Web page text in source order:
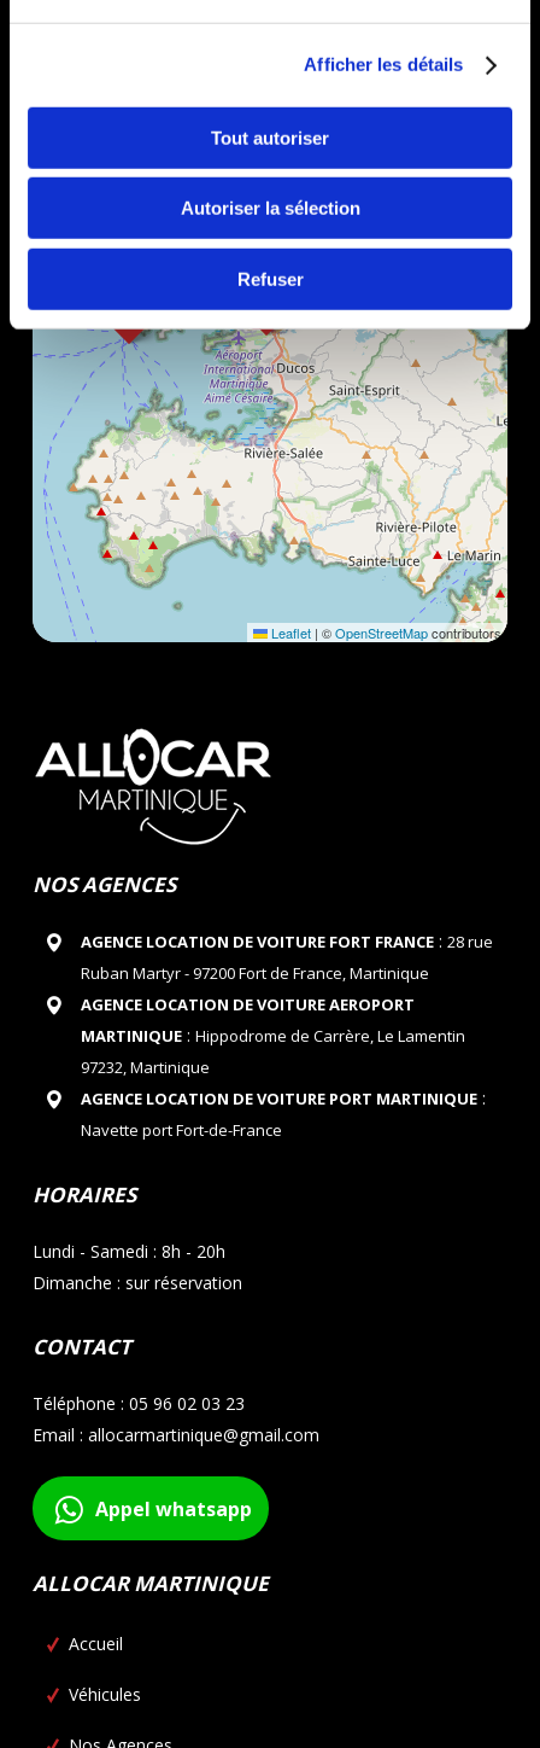
Afficher les détails
Tout autoriser
Autoriser la sélection
Refuser
Leaflet | ©OpenStreetMapcontributors
NOS AGENCES
AGENCE LOCATION DE VOITURE FORT FRANCE: 28 rue
Ruban Martyr - 97200 Fort de France, Martinique
AGENCE LOCATION DE VOITURE AEROPORT
MARTINIQUE: Hippodrome de Carrère, Le Lamentin
97232, Martinique
AGENCE LOCATION DE VOITURE PORT MARTINIQUE:
Navette port Fort-de-France
HORAIRES
Lundi - Samedi : 8h - 20h
Dimanche : sur réservation
CONTACT
Téléphone : 05 96 02 03 23
Email : allocarmartinique@gmail.com
Appel whatsapp
ALLOCAR MARTINIQUE
Accueil
Véhicules